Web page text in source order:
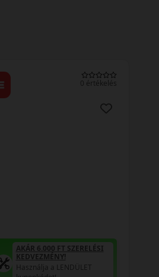
0 értékelés
AKÁR 6.000 FT SZERELÉSI
KEDVEZMÉNY!
Használja a LENDÜLET